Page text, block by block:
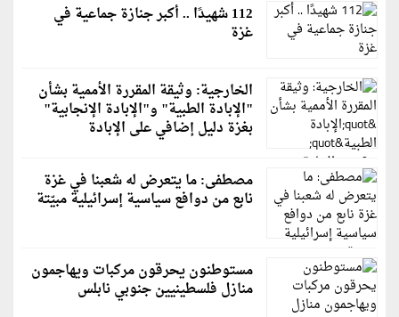
112 شهيدًا .. أكبر جنازة جماعية في
غزة
الخارجية: وثيقة المقررة الأممية بشأن
"الإبادة الطبية" و"الإبادة الإنجابية"
بغزة دليل إضافي على الإبادة
مصطفى: ما يتعرض له شعبنا في غزة
نابع من دوافع سياسية إسرائيلية مبيّتة
مستوطنون يحرقون مركبات ويهاجمون
منازل فلسطينيين جنوبي نابلس